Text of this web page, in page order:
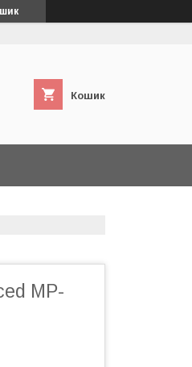
Кошик
MP-